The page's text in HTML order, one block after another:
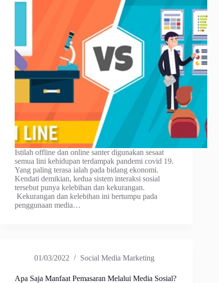
Istilah offline dan online santer digunakan sesaat
semua lini kehidupan terdampak pandemi covid 19.
Yang paling terasa ialah pada bidang ekonomi.
Kendati demikian, kedua sistem interaksi sosial
tersebut punya kelebihan dan kekurangan.
Kekurangan dan kelebihan ini bertumpu pada
penggunaan media…
01/03/2022 Social Media Marketing
Apa Saja Manfaat Pemasaran Melalui Media Sosial?